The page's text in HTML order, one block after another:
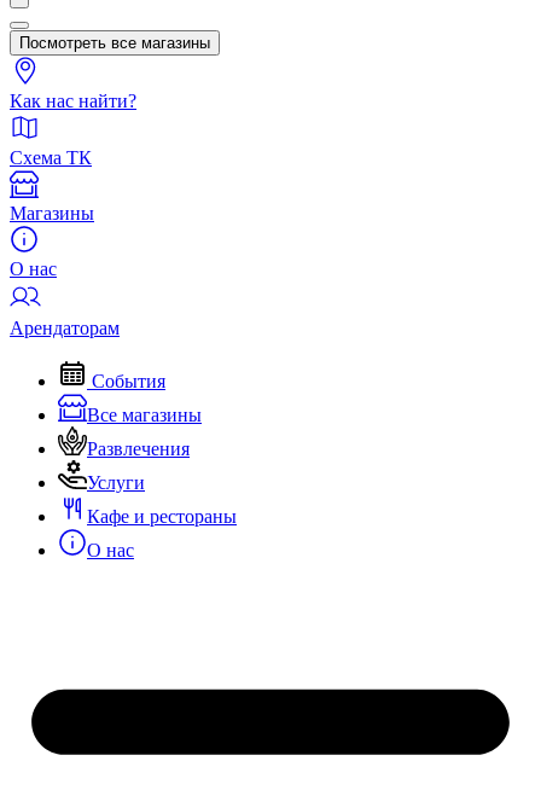
Посмотреть все магазины
Как нас найти?
Схема ТК
Магазины
О нас
Арендаторам
События
Все магазины
Развлечения
Услуги
Кафе и рестораны
О нас